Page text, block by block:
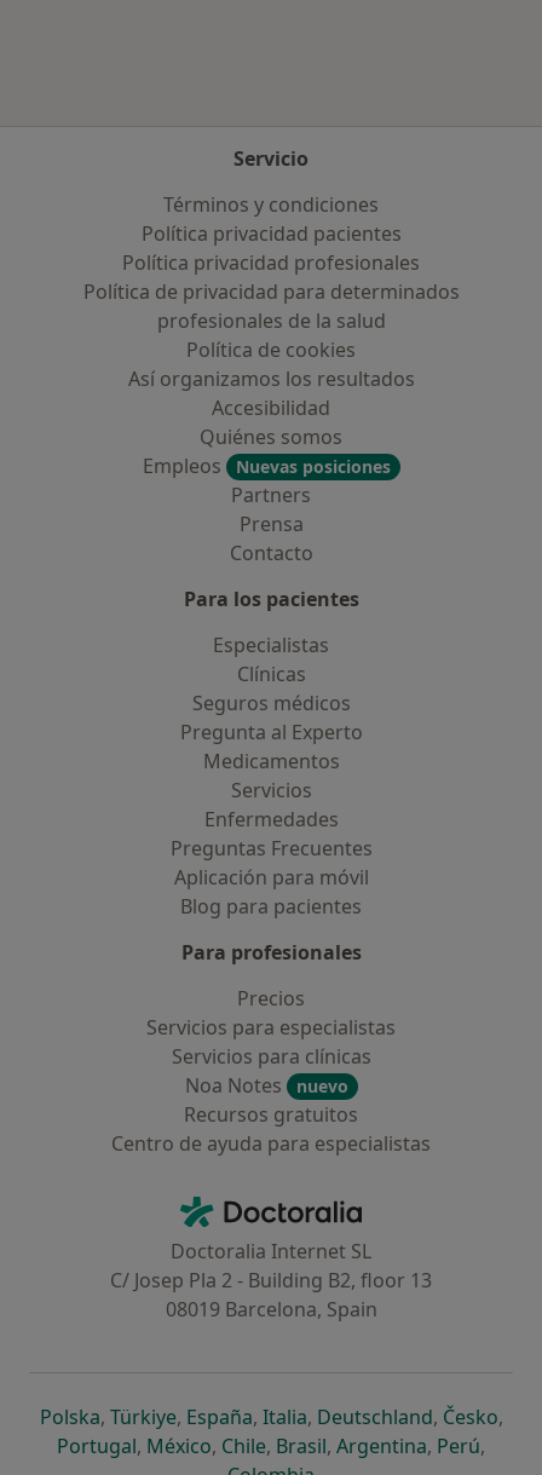
Servicio
Términos y condiciones
Política privacidad pacientes
Política privacidad profesionales
Política de privacidad para determinados
profesionales de la salud
Política de cookies
Así organizamos los resultados
Accesibilidad
Quiénes somos
Empleos
Nuevas posiciones
Partners
Prensa
Contacto
Para los pacientes
Especialistas
Clínicas
Seguros médicos
Pregunta al Experto
Medicamentos
Servicios
Enfermedades
Preguntas Frecuentes
Aplicación para móvil
Blog para pacientes
Para profesionales
Precios
Servicios para especialistas
Servicios para clínicas
Noa Notes
nuevo
Recursos gratuitos
Centro de ayuda para especialistas
Doctoralia - Página de inicio
Doctoralia Internet SL
C/ Josep Pla 2 - Building B2, floor 13
08019 Barcelona, Spain
Polskase abre en una nueva pestaña
, Türkiyese abre en una nueva pestaña
, Españase abre en una nueva pestaña
, Italiase abre en una nueva
, Deutschlandse abre en
, Českose
,
Portugalse abre en una nueva pestaña
, Méxicose abre en una nueva pestaña
, Chilese abre en una nueva pestaña
, Brasilse abre en una nueva
, Argentinase abre en
, Perúse
,